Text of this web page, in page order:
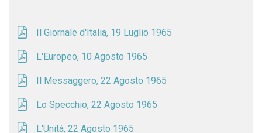
Il Giornale d'Italia, 19 Luglio 1965
L'Europeo, 10 Agosto 1965
Il Messaggero, 22 Agosto 1965
Lo Specchio, 22 Agosto 1965
L'Unità, 22 Agosto 1965